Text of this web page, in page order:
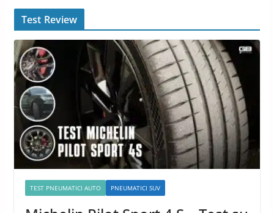
Test Review
TEST PNEUMATICI AUTO PNEUMATICI SUV